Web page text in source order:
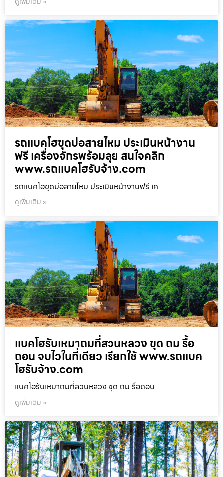
รถแบคโฮขุดบ่อสายไหม ประเมินหน้างาน
ฟรี เครื่องจักรพร้อมลุย สนใจคลิก
www.รถแบคโฮรับจ้าง.com
รถแบคโฮขุดบ่อสายไหม ประเมินหน้างานฟรี เค
ดูเพิ่มเติม »
แบคโฮรับเหมาถมที่สวนหลวง ขุด ถม รื้อ
ถอน จบไวในที่เดียว เรียกใช้ www.รถแบค
โฮรับจ้าง.com
แบคโฮรับเหมาถมที่สวนหลวง ขุด ถม รื้อถอน
ดูเพิ่มเติม »